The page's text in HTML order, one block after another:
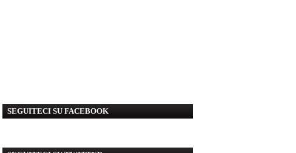
SEGUITECI SU FACEBOOK